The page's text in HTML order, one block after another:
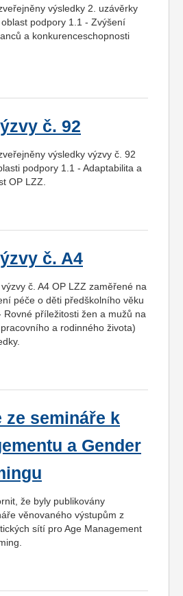
výsledky 2. uzávěrky
podpory 1.1 - Zvýšení
a konkurenceschopnosti
č. 92
výsledky výzvy č. 92
podpory 1.1 - Adaptabilita a
OP LZZ.
č. A4
č. A4 OP LZZ zaměřené na
péče o děti předškolního věku
Rovné příležitosti žen a mužů na
a rodinného života)
ze semináře k
a Gender
že byly publikovány
věnovaného výstupům z
sítí pro Age Management